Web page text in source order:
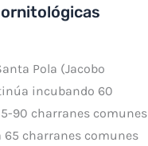
Pola (Jacobo
incubando 60
90 charranes comunes
65 charranes comunes